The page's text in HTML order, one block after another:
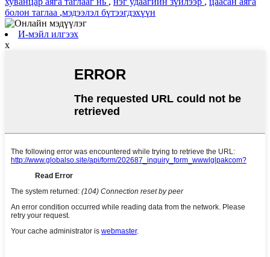
болон таглаа ,мэдээлэл бүтээгдэхүүн
И-мэйл илгээх
х